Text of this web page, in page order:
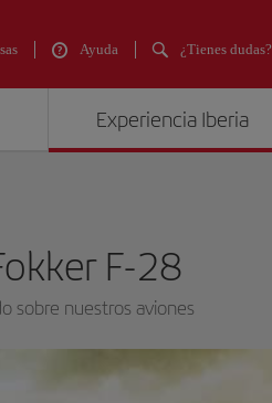
Ayuda ¿Tienes dudas?
Experiencia Iberia
F-28
sobre nuestros aviones